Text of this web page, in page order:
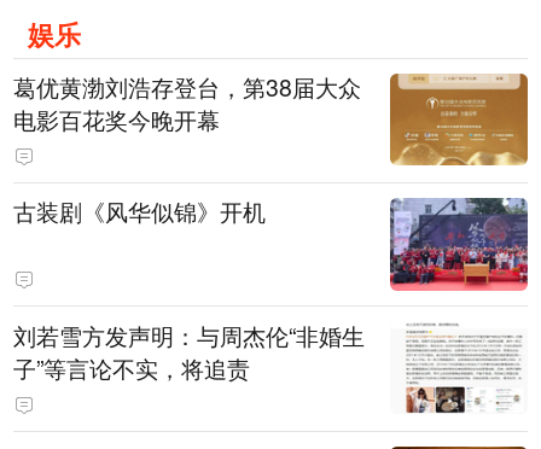
娱乐
葛优黄渤刘浩存登台，第38届大众
电影百花奖今晚开幕
古装剧《风华似锦》开机
刘若雪方发声明：与周杰伦“非婚生
子”等言论不实，将追责